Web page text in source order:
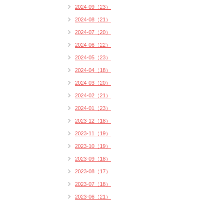
2024-09（23）
2024-08（21）
2024-07（20）
2024-06（22）
2024-05（23）
2024-04（18）
2024-03（20）
2024-02（21）
2024-01（23）
2023-12（18）
2023-11（19）
2023-10（19）
2023-09（18）
2023-08（17）
2023-07（18）
2023-06（21）